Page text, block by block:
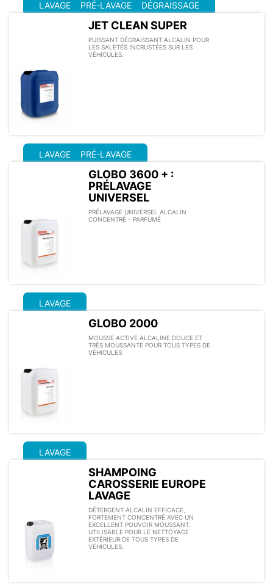
LAVAGE PRÉ-LAVAGE DÉGRAISSAGE
JET CLEAN SUPER
PUISSANT DÉGRAISSANT ALCALIN POUR
LES SALETÉS INCRUSTÉES SUR LES
VÉHICULES.
LAVAGE PRÉ-LAVAGE
GLOBO 3600 + :
PRÉLAVAGE
UNIVERSEL
PRÉLAVAGE UNIVERSEL ALCALIN
CONCENTRÉ - PARFUMÉ
LAVAGE
GLOBO 2000
MOUSSE ACTIVE ALCALINE DOUCE ET
TRÈS MOUSSANTE POUR TOUS TYPES DE
VÉHICULES
LAVAGE
SHAMPOING
CAROSSERIE EUROPE
LAVAGE
DÉTERGENT ALCALIN EFFICACE,
FORTEMENT CONCENTRÉ AVEC UN
EXCELLENT POUVOIR MOUSSANT.
UTILISABLE POUR LE NETTOYAGE
EXTÉRIEUR DE TOUS TYPES DE
VÉHICULES.